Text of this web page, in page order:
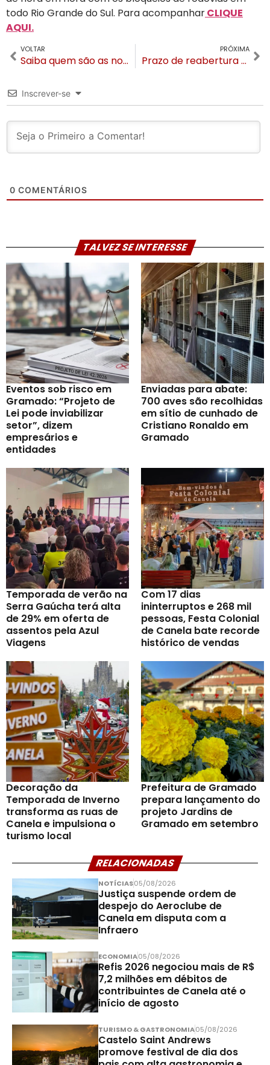
todo Rio Grande do Sul. Para acompanharCLIQUE
AQUI.
VOLTAR
Saiba quem são as nove vítimas dos delizamentos no interior de Gramado e Canela
PRÓXIMA
Prazo de reabertura do Aeroporto de Porto Alegre pode mudar diariamente
Inscrever-se
0 COMENTÁRIOS
TALVEZ SE INTERESSE
Eventos sob risco em
Gramado: “Projeto de
Lei pode inviabilizar
setor”, dizem
empresários e
entidades
Enviadas para abate:
700 aves são recolhidas
em sítio de cunhado de
Cristiano Ronaldo em
Gramado
Temporada de verão na
Serra Gaúcha terá alta
de 29% em oferta de
assentos pela Azul
Viagens
Com 17 dias
ininterruptos e 268 mil
pessoas, Festa Colonial
de Canela bate recorde
histórico de vendas
Decoração da
Temporada de Inverno
transforma as ruas de
Canela e impulsiona o
turismo local
Prefeitura de Gramado
prepara lançamento do
projeto Jardins de
Gramado em setembro
RELACIONADAS
NOTÍCIAS05/08/2026
Justiça suspende ordem de
despejo do Aeroclube de
Canela em disputa com a
Infraero
ECONOMIA05/08/2026
Refis 2026 negociou mais de R$
7,2 milhões em débitos de
contribuintes de Canela até o
início de agosto
TURISMO & GASTRONOMIA05/08/2026
Castelo Saint Andrews
promove festival de dia dos